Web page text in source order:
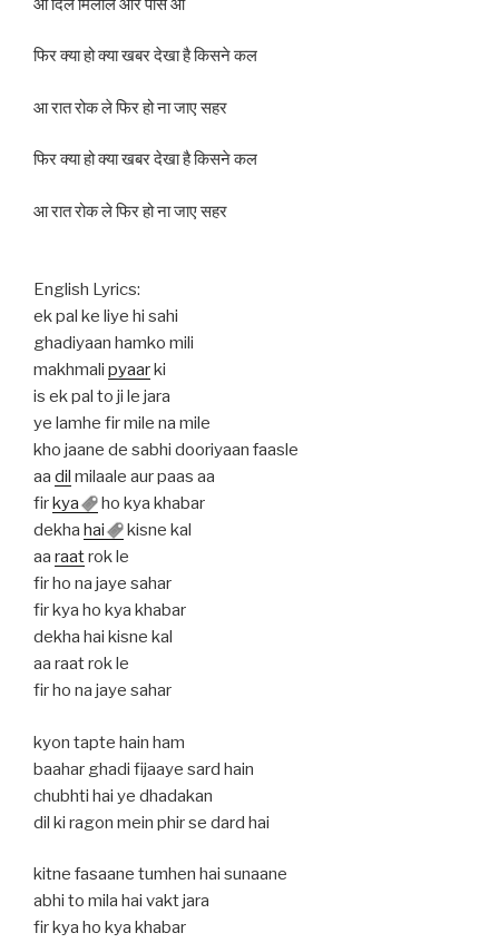
आ दिल मिलाले और पास आ
फिर क्या हो क्या खबर देखा है किसने कल
आ रात रोक ले फिर हो ना जाए सहर
फिर क्या हो क्या खबर देखा है किसने कल
आ रात रोक ले फिर हो ना जाए सहर
English Lyrics:
ek pal ke liye hi sahi
ghadiyaan hamko mili
makhmali pyaarki
is ek pal to ji le jara
ye lamhe fir mile na mile
kho jaane de sabhi dooriyaan faasle
aa dil milaale aur paas aa
firkya
ho kya khabar
dekha hai
kisne kal
aa raatrok le
fir ho na jaye sahar
fir kya ho kya khabar
dekha hai kisne kal
aa raat rok le
fir ho na jaye sahar
kyon tapte hain ham
baahar ghadi fijaaye sard hain
chubhti hai ye dhadakan
dil ki ragon mein phir se dard hai
kitne fasaane tumhen hai sunaane
abhi to mila hai vakt jara
fir kya ho kya khabar